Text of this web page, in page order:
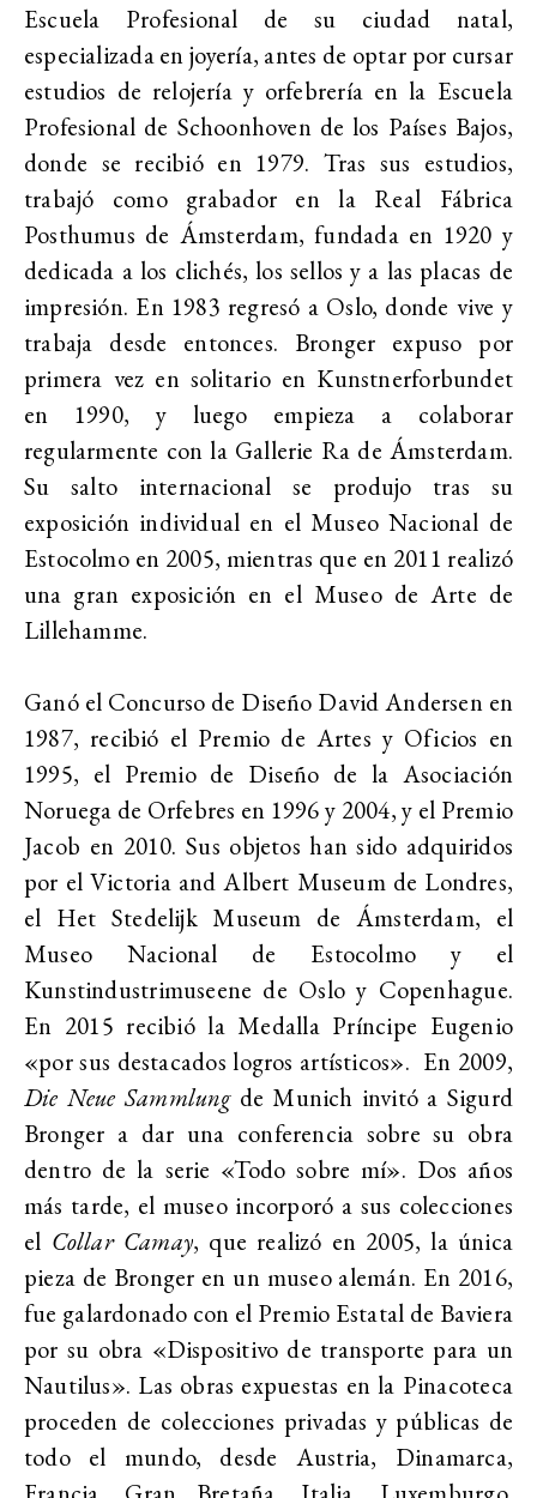
Escuela Profesional de su ciudad natal,
especializada en joyería, antes de optar por cursar
estudios de relojería y orfebrería en la Escuela
Profesional de Schoonhoven de los Países Bajos,
donde se recibió en 1979. Tras sus estudios,
trabajó como grabador en la Real Fábrica
Posthumus de Ámsterdam, fundada en 1920 y
dedicada a los clichés, los sellos y a las placas de
impresión. En 1983 regresó a Oslo, donde vive y
trabaja desde entonces. Bronger expuso por
primera vez en solitario en Kunstnerforbundet
en 1990, y luego empieza a colaborar
regularmente con la Gallerie Ra de Ámsterdam.
Su salto internacional se produjo tras su
exposición individual en el Museo Nacional de
Estocolmo en 2005, mientras que en 2011 realizó
una gran exposición en el Museo de Arte de
Lillehamme.
Ganó el Concurso de Diseño David Andersen en
1987, recibió el Premio de Artes y Oficios en
1995, el Premio de Diseño de la Asociación
Noruega de Orfebres en 1996 y 2004, y el Premio
Jacob en 2010. Sus objetos han sido adquiridos
por el Victoria and Albert Museum de Londres,
el Het Stedelijk Museum de Ámsterdam, el
Museo Nacional de Estocolmo y el
Kunstindustrimuseene de Oslo y Copenhague.
En 2015 recibió la Medalla Príncipe Eugenio
«por sus destacados logros artísticos». En 2009,
Die Neue Sammlungde Munich invitó a Sigurd
Bronger a dar una conferencia sobre su obra
dentro de la serie «Todo sobre mí». Dos años
más tarde, el museo incorporó a sus colecciones
el Collar Camay, que realizó en 2005, la única
pieza de Bronger en un museo alemán. En 2016,
fue galardonado con el Premio Estatal de Baviera
por su obra «Dispositivo de transporte para un
Nautilus». Las obras expuestas en la Pinacoteca
proceden de colecciones privadas y públicas de
todo el mundo, desde Austria, Dinamarca,